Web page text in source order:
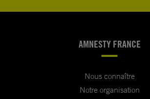
AMNESTY FRANCE
Nous connaître
Notre organisation